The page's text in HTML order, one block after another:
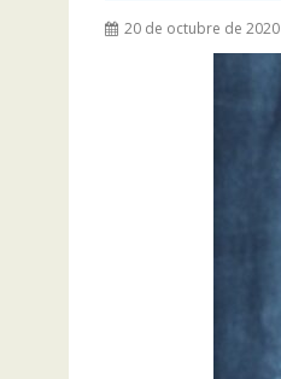
20 de octubre de 2020